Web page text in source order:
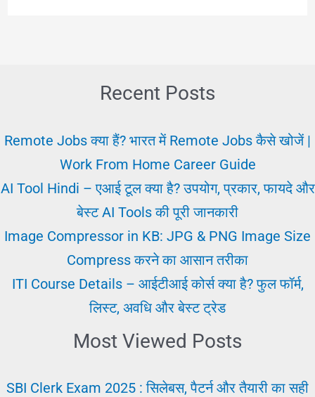
में
मनोवैज्ञानिक
तथ्यों
अध्ययन
Recent Posts
Remote Jobs क्या हैं? भारत में Remote Jobs कैसे खोजें |
Work From Home Career Guide
AI Tool Hindi – एआई टूल क्या है? उपयोग, प्रकार, फायदे और
बेस्ट AI Tools की पूरी जानकारी
Image Compressor in KB: JPG & PNG Image Size
Compress करने का आसान तरीका
ITI Course Details – आईटीआई कोर्स क्या है? फुल फॉर्म,
लिस्ट, अवधि और बेस्ट ट्रेड
Most Viewed Posts
SBI Clerk Exam 2025 : सिलेबस, पैटर्न और तैयारी का सही